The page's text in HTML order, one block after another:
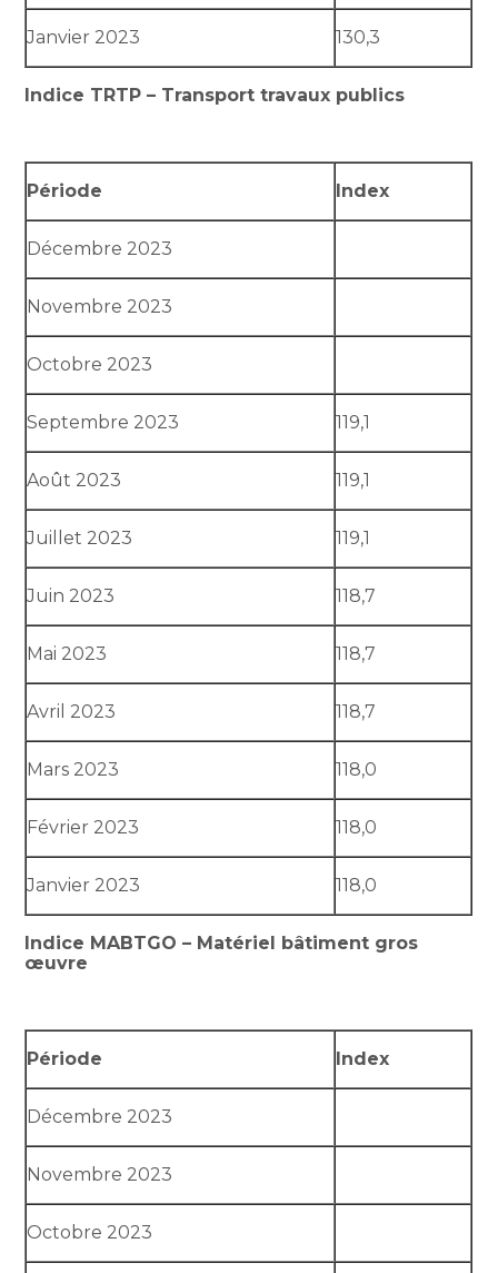
Janvier 2023 130,3
Indice TRTP – Transport travaux publics
Période Index
Décembre 2023
Novembre 2023
Octobre 2023
Septembre 2023 119,1
Août 2023 119,1
Juillet 2023 119,1
Juin 2023 118,7
Mai 2023 118,7
Avril 2023 118,7
Mars 2023 118,0
Février 2023 118,0
Janvier 2023 118,0
Indice MABTGO – Matériel bâtiment gros
œuvre
Période Index
Décembre 2023
Novembre 2023
Octobre 2023